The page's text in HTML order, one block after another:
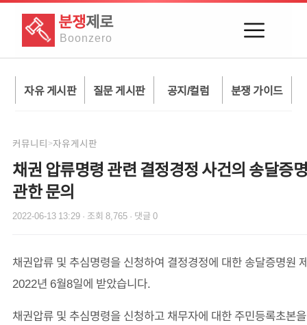
분쟁제로
Boonzero
자유 게시판 질문 게시판 공지/컬럼 분쟁 가이드
커뮤니티>자유게시판
채권 압류명령 관련 결정경정 사건의 송달증
관한 문의
2022-06-13 13:29 · 조회 8,765 · 댓글 0
채권압류 및 추심명령을 신청하여 결정경정에 대한 송달증명원
2022년 6월8일에 받았습니다.
채권압류 및 추심명령을 신청하고 채무자에 대한 주민등록초본